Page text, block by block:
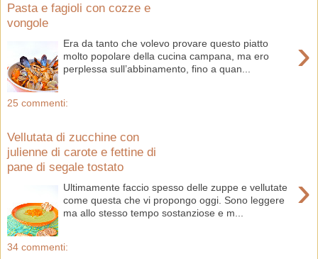
Pasta e fagioli con cozze e
vongole
›
Era da tanto che volevo provare questo piatto
molto popolare della cucina campana, ma ero
perplessa sull’abbinamento, fino a quan...
25 commenti:
Vellutata di zucchine con
julienne di carote e fettine di
pane di segale tostato
›
Ultimamente faccio spesso delle zuppe e vellutate
come questa che vi propongo oggi. Sono leggere
ma allo stesso tempo sostanziose e m...
34 commenti: